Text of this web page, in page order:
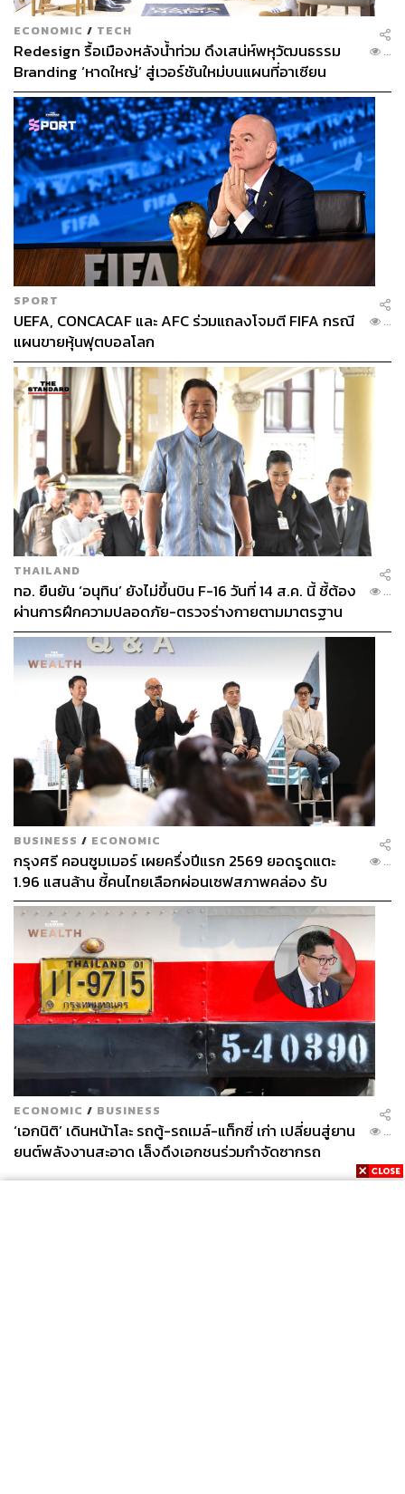
ECONOMIC / TECH
Redesign รื้อเมืองหลังน้ำท่วม ดึงเสน่ห์พหุวัฒนธรรม
Branding ‘หาดใหญ่’ สู่เวอร์ชันใหม่บนแผนที่อาเซียน
...
SPORT
UEFA, CONCACAF และ AFC ร่วมแถลงโจมตี FIFA กรณี
แผนขายหุ้นฟุตบอลโลก
...
THAILAND
ทอ. ยืนยัน ‘อนุทิน’ ยังไม่ขึ้นบิน F-16 วันที่ 14 ส.ค. นี้ ชี้ต้อง
ผ่านการฝึกความปลอดภัย-ตรวจร่างกายตามมาตรฐาน
ก่อน
...
BUSINESS / ECONOMIC
กรุงศรี คอนซูมเมอร์ เผยครึ่งปีแรก 2569 ยอดรูดแตะ
1.96 แสนล้าน ชี้คนไทยเลือกผ่อนเซฟสภาพคล่อง รับ
เศรษฐกิจผันผวนฉุดผลประกอบการพลาดเป้า
...
ECONOMIC / BUSINESS
‘เอกนิติ’ เดินหน้าโละ รถตู้-รถเมล์-แท็กซี่ เก่า เปลี่ยนสู่ยาน
ยนต์พลังงานสะอาด เล็งดึงเอกชนร่วมกำจัดซากรถ
...